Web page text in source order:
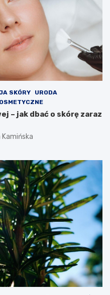
SKÓRY
URODA
– jak dbać o skórę zaraz